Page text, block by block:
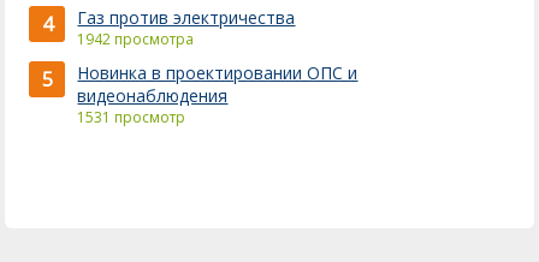
4 Газ против электричества
1942 просмотра
5
Новинка в проектировании ОПС и
видеонаблюдения
1531 просмотр